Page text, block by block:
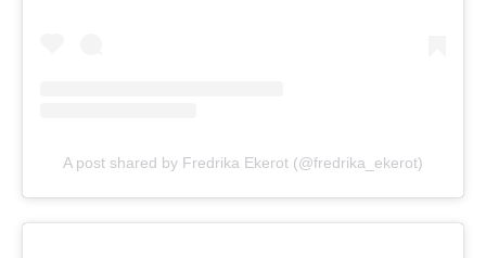
A post shared by Fredrika Ekerot (@fredrika_ekerot)